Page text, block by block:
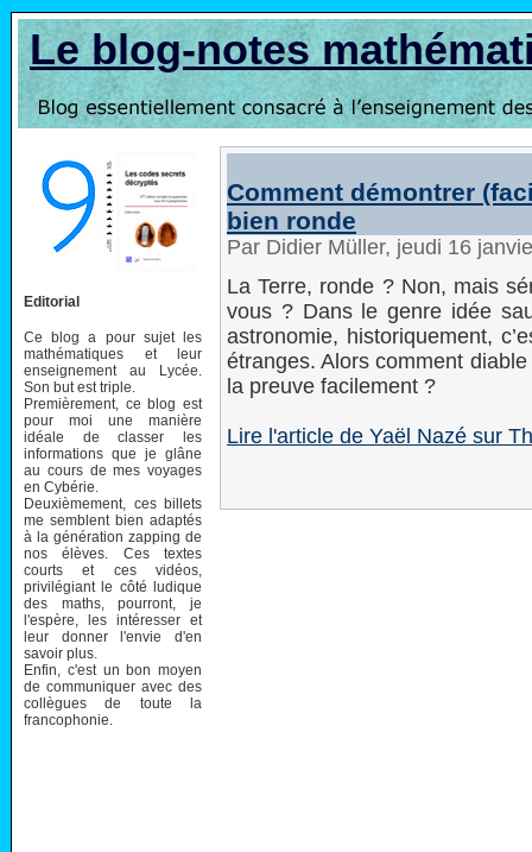
Le blog-notes
Editorial
Ce blog a pour sujet les
mathématiques et leur
enseignement au Lycée.
Son but est triple.
Premièrement, ce blog est
pour moi une manière
idéale de classer les
informations que je glâne
au cours de mes voyages
en Cybérie.
Deuxièmement, ces billets
me semblent bien adaptés
à la génération zapping de
nos élèves. Ces textes
courts et ces vidéos,
privilégiant le côté ludique
des maths, pourront, je
l'espère, les intéresser et
leur donner l'envie d'en
savoir plus.
Enfin, c'est un bon moyen
de communiquer avec des
collègues de toute la
francophonie.
Comment démontrer
bien ronde
Par Didier Müller, jeudi 16
La Terre, ronde ? Non, mais
vous ? Dans le genre idée
astronomie, historiquement,
étranges. Alors comment
la preuve facilement ?
Lire l'article de Yaël Nazé sur